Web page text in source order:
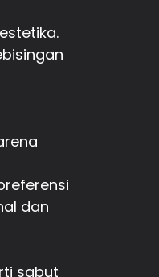
dan
sabut